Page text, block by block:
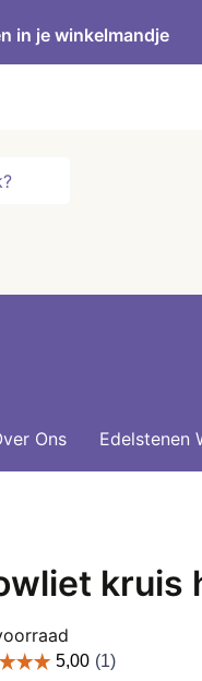
in je winkelmandje
Ons Edelstenen
kruis